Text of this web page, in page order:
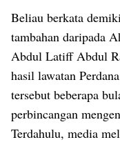
Beliau berkata
tambahan daripada
Abdul Latiff Abdul
hasil lawatan
tersebut beberapa
perbincangan
Terdahulu, media